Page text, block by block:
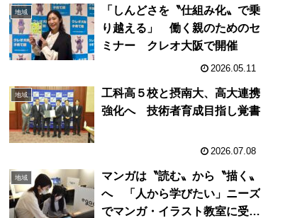
地域
「しんどさを〝仕組み化〟で乗
り越える」 働く親のためのセ
ミナー クレオ大阪で開催
2026.05.11
地域
工科高５校と摂南大、高大連携
強化へ 技術者育成目指し覚書
2026.07.08
地域
マンガは〝読む〟から〝描く〟
へ 「人から学びたい」ニーズ
でマンガ・イラスト教室に受講